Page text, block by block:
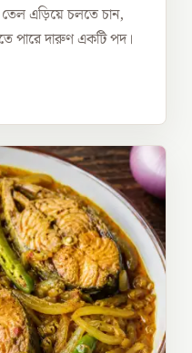
তেল এড়িয়ে চলতে চান,
পারে দারুণ একটি পদ।